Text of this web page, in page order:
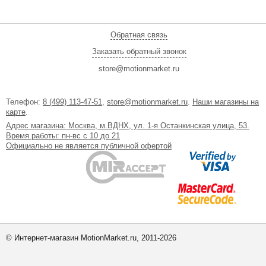
Обратная связь
Заказать обратный звонок
store@motionmarket.ru
Телефон: 8 (499) 113-47-51, store@motionmarket.ru. Наши магазины на
карте.
Адрес магазина: Москва, м.ВДНХ, ул. 1-я Останкинская улица, 53.
Время работы: пн-вс с 10 до 21
Официально не является публичной офертой
© Интернет-магазин MotionMarket.ru, 2011-2026